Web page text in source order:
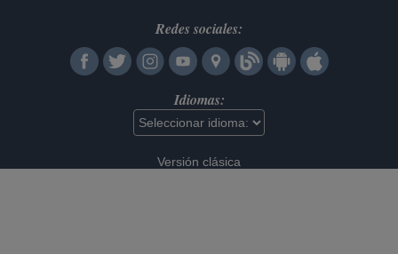
Redes sociales:
Idiomas:
Versión clásica